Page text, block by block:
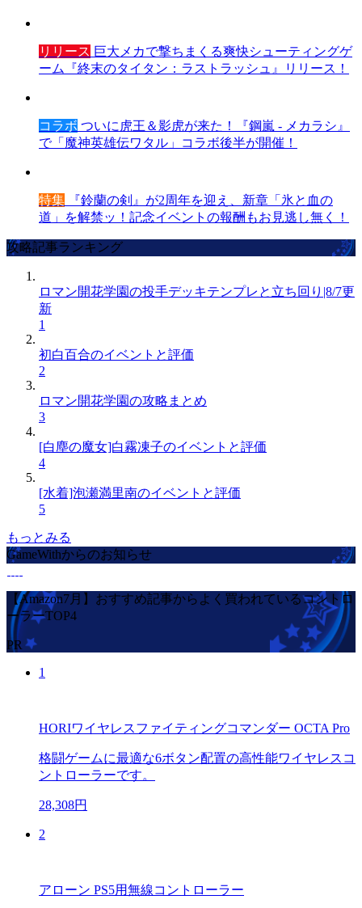
リリース 巨大メカで撃ちまくる爽快シューティングゲ
ーム『終末のタイタン：ラストラッシュ』リリース！
コラボ ついに虎王＆影虎が来た！『鋼嵐 - メカラシ』
で「魔神英雄伝ワタル」コラボ後半が開催！
特集 『鈴蘭の剣』が2周年を迎え、新章「氷と血の
道」を解禁ッ！記念イベントの報酬もお見逃し無く！
攻略記事ランキング
ロマン開花学園の投手デッキテンプレと立ち回り|8/7更
新
1
初白百合のイベントと評価
2
ロマン開花学園の攻略まとめ
3
[白塵の魔女]白霧凍子のイベントと評価
4
[水着]泡瀬満里南のイベントと評価
5
もっとみる
GameWithからのお知らせ
【Amazon7月】おすすめ記事からよく買われているコントロ
ーラーTOP4
PR
1
HORIワイヤレスファイティングコマンダー OCTA Pro
格闘ゲームに最適な6ボタン配置の高性能ワイヤレスコ
ントローラーです。
28,308円
2
アローン PS5用無線コントローラー